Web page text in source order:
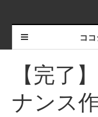
コ
【完了
ナンス